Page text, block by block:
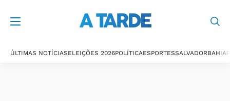
ÚLTIMAS NOTÍCIASELEIÇÕES 2026POLÍTICAESPORTESSALVADORBAHIA